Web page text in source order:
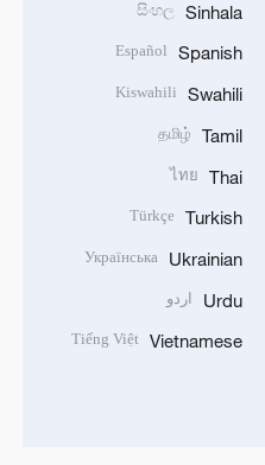
Sinhala
සිංහල
Spanish
Español
Swahili
Kiswahili
Tamil
தமிழ்
Thai
ไทย
Turkish
Türkçe
Ukrainian
Українська
Urdu اردو
Vietnamese
Tiếng Việt